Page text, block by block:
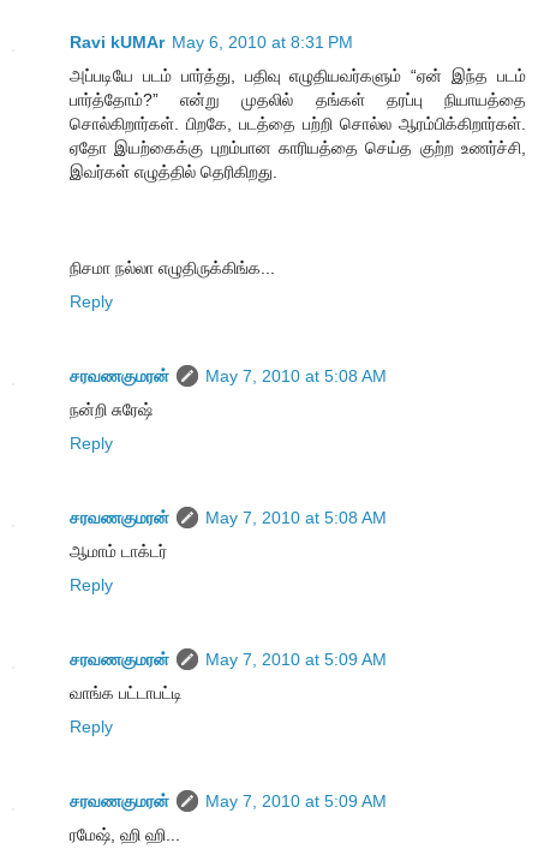
Ravi kUMAr May 6, 2010 at 8:31 PM
அப்படியே படம் பார்த்து, பதிவு எழுதியவர்களும் “ஏன் இந்த படம்
பார்த்தோம்?” என்று முதலில் தங்கள் தரப்பு நியாயத்தை
சொல்கிறார்கள். பிறகே, படத்தை பற்றி சொல்ல ஆரம்பிக்கிறார்கள்.
ஏதோ இயற்கைக்கு புறம்பான காரியத்தை செய்த குற்ற உணர்ச்சி,
இவர்கள் எழுத்தில் தெரிகிறது.
நிசமா நல்லா எழுதிருக்கிங்க...
Reply
சரவணகுமரன்
May 7, 2010 at 5:08 AM
நன்றி சுரேஷ்
Reply
சரவணகுமரன்
May 7, 2010 at 5:08 AM
ஆமாம் டாக்டர்
Reply
சரவணகுமரன்
May 7, 2010 at 5:09 AM
வாங்க பட்டாபட்டி
Reply
சரவணகுமரன்
May 7, 2010 at 5:09 AM
ரமேஷ், ஹி ஹி...